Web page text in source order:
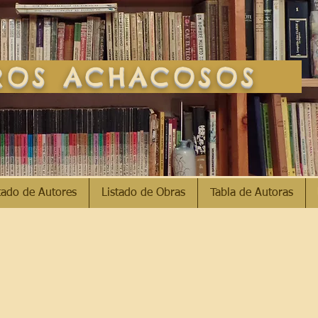
ACHACOSOS
de Autores Listado de Obras Tabla de Autoras